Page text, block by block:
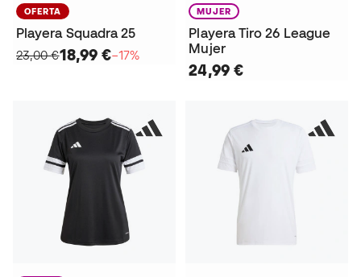
OFERTA
Playera Squadra 25
23,00 €18,99 €−17%
MUJER
Playera Tiro 26 League
Mujer
24,99 €